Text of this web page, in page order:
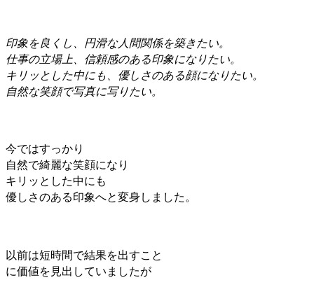
印象を良くし、円滑な人間関係を築きたい。
仕事の立場上、信頼感のある印象になりたい。
キリッとした中にも、優しさのある顔になりたい。
自然な笑顔で写真に写りたい。
今ではすっかり
自然で綺麗な笑顔になり
キリッとした中にも
優しさのある印象へと変身しました。
以前は短時間で結果を出すこと
に価値を見出していましたが